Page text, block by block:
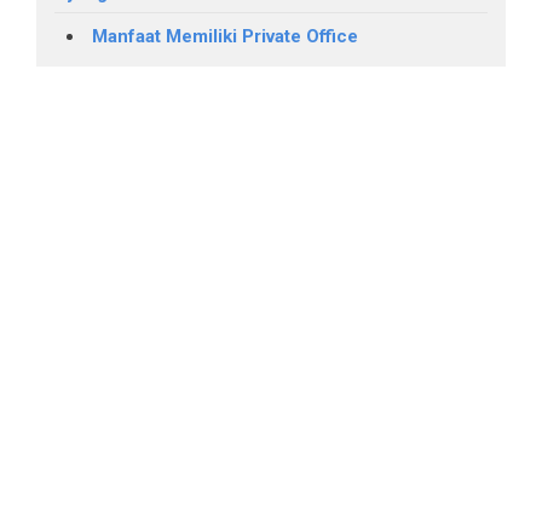
Manfaat Memiliki Private Office